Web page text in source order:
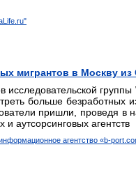
мигрантов в Москву из
исследовательской
больше безработных
пришли, проведя в
и аутсорсинговых агентств
агентство «b-